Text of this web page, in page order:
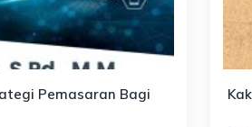
Pemasaran Bagi